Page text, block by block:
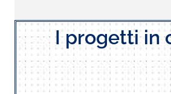
I progetti in